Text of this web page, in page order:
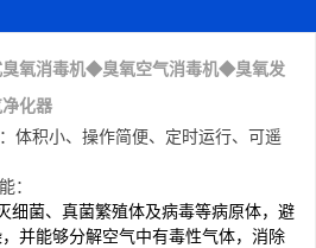
氧消毒机◆臭氧空气消毒机◆臭氧发
化器
体积小、操作简便、定时运行、可遥
：
细菌、真菌繁殖体及病毒等病原体，避
并能够分解空气中有毒性气体，消除